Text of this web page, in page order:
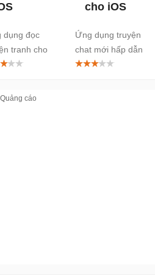
dụng đọc
tranh cho
cho iOS
Ứng dụng truyện
chat mới hấp dẫn